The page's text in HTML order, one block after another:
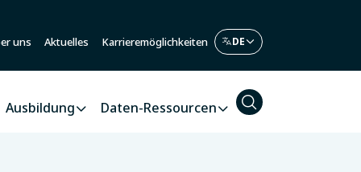
uns Aktuelles Karrieremöglichkeiten
Ausbildung Daten-Ressourcen